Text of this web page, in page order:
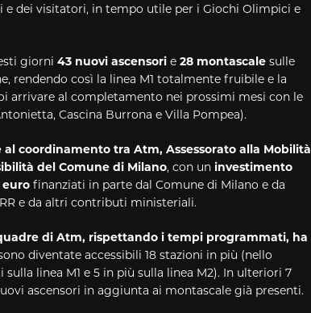
e dei visitatori, in tempo utile per i Giochi Olimpici e
giorni 43 nuovi ascensori e 28 montascale sulle
rendendo così la linea M1 totalmente fruibile e la
arrivare al completamento nei prossimi mesi con le
Cascina Burrona e Villa Pompea).
coordinamento tra Atm, Assessorato alla Mobilità
del Comune di Milano, con un investimento
euro finanziati in parte dal Comune di Milano e da
e da altri contributi ministeriali.
di Atm, rispettando i tempi programmati, ha
diventate accessibili 18 stazioni in più (nello
linea M1 e 5 in più sulla linea M2). In ulteriori 7
ascensori in aggiunta ai montascale già presenti.